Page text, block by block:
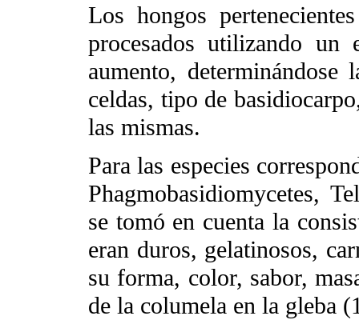
Los hongos
procesados utilizando un
aumento,
celdas, tipo de
las mismas.
Para las especies
Phagmobasidiomycetes,
se tomó en cuenta la
eran duros, gelatinosos,
su forma, color, sabor,
de la columela en la gleba